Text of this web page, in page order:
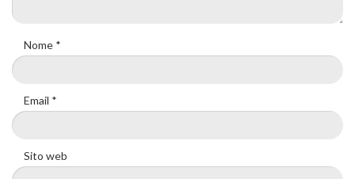
Nome *
Email *
Sito web